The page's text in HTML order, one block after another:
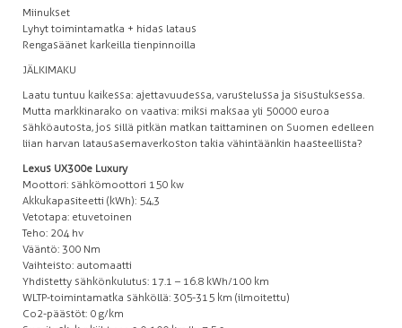
Miinukset
Lyhyt toimintamatka + hidas lataus
Rengasäänet karkeilla tienpinnoilla
JÄLKIMAKU
Laatu tuntuu kaikessa: ajettavuudessa, varustelussa ja sisustuksessa.
Mutta markkinarako on vaativa: miksi maksaa yli 50 000 euroa
sähköautosta, jos sillä pitkän matkan taittaminen on Suomen edelleen
liian harvan latausasemaverkoston takia vähintäänkin haasteellista?
Lexus UX300e Luxury
Moottori: sähkömoottori 150 kw
Akkukapasiteetti (kWh): 54,3
Vetotapa: etuvetoinen
Teho: 204 hv
Vääntö: 300 Nm
Vaihteisto: automaatti
Yhdistetty sähkönkulutus: 17.1 – 16.8 kWh/100 km
WLTP-toimintamatka sähköllä: 305-315 km (ilmoitettu)
Co2-päästöt: 0 g/km